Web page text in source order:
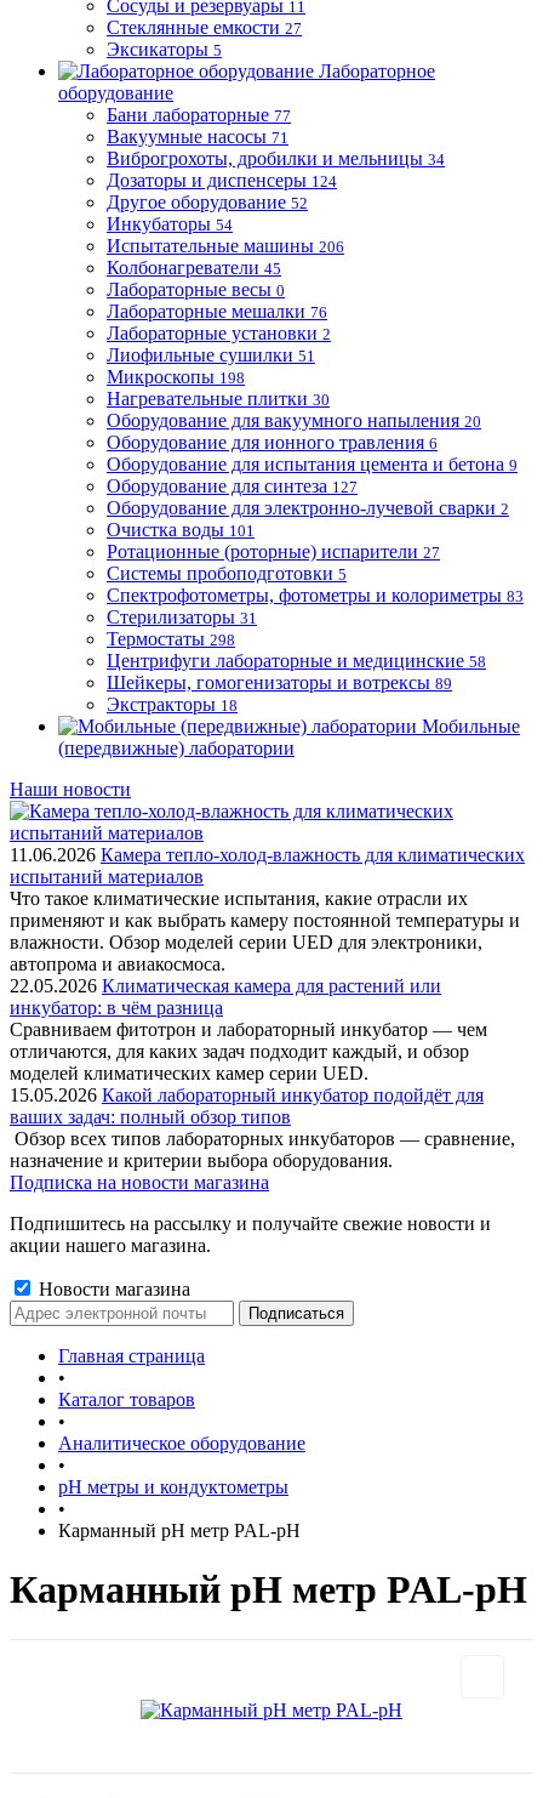
Сосуды и резервуары 11
Стеклянные емкости 27
Эксикаторы 5
Лабораторное
оборудование
Бани лабораторные 77
Вакуумные насосы 71
Виброгрохоты, дробилки и мельницы 34
Дозаторы и диспенсеры 124
Другое оборудование 52
Инкубаторы 54
Испытательные машины 206
Колбонагреватели 45
Лабораторные весы 0
Лабораторные мешалки 76
Лабораторные установки 2
Лиофильные сушилки 51
Микроскопы 198
Нагревательные плитки 30
Оборудование для вакуумного напыления 20
Оборудование для ионного травления 6
Оборудование для испытания цемента и бетона 9
Оборудование для синтеза 127
Оборудование для электронно-лучевой сварки 2
Очистка воды 101
Ротационные (роторные) испарители 27
Системы пробоподготовки 5
Спектрофотометры, фотометры и колориметры 83
Стерилизаторы 31
Термостаты 298
Центрифуги лабораторные и медицинские 58
Шейкеры, гомогенизаторы и вотрексы 89
Экстракторы 18
Мобильные
(передвижные) лаборатории
Наши новости
11.06.2026 Камера тепло-холод-влажность для климатических
испытаний материалов
Что такое климатические испытания, какие отрасли их
применяют и как выбрать камеру постоянной температуры и
влажности. Обзор моделей серии UED для электроники,
автопрома и авиакосмоса.
22.05.2026 Климатическая камера для растений или
инкубатор: в чём разница
Сравниваем фитотрон и лабораторный инкубатор — чем
отличаются, для каких задач подходит каждый, и обзор
моделей климатических камер серии UED.
15.05.2026 Какой лабораторный инкубатор подойдёт для
ваших задач: полный обзор типов
Обзор всех типов лабораторных инкубаторов — сравнение,
назначение и критерии выбора оборудования.
Подписка на новости магазина
Подпишитесь на рассылку и получайте свежие новости и
акции нашего магазина.
Новости магазина
Главная страница
•
Каталог товаров
•
Аналитическое оборудование
•
pH метры и кондуктометры
•
Карманный pH метр PAL-pH
Карманный pH метр PAL-pH